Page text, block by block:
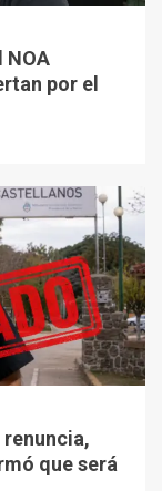
NOA
por el
que será